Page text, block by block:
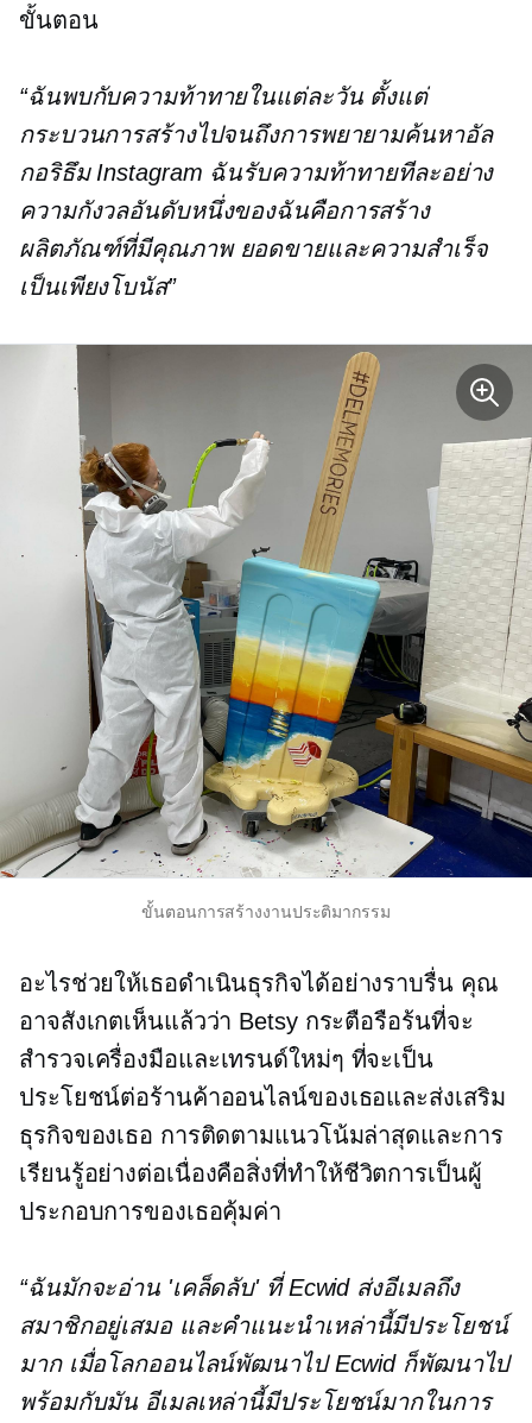
ขั้นตอน
“ฉันพบกับความท้าทายในแต่ละวัน ตั้งแต่
กระบวนการสร้างไปจนถึงการพยายามค้นหาอัล
กอริธึม Instagram ฉันรับความท้าทายทีละอย่าง
ความกังวลอันดับหนึ่งของฉันคือการสร้าง
ผลิตภัณฑ์ที่มีคุณภาพ ยอดขายและความสำเร็จ
เป็นเพียงโบนัส”
ขั้นตอนการสร้างงานประติมากรรม
อะไรช่วยให้เธอดำเนินธุรกิจได้อย่างราบรื่น คุณ
อาจสังเกตเห็นแล้วว่า Betsy กระตือรือร้นที่จะ
สำรวจเครื่องมือและเทรนด์ใหม่ๆ ที่จะเป็น
ประโยชน์ต่อร้านค้าออนไลน์ของเธอและส่งเสริม
ธุรกิจของเธอ การติดตามแนวโน้มล่าสุดและการ
เรียนรู้อย่างต่อเนื่องคือสิ่งที่ทำให้ชีวิตการเป็นผู้
ประกอบการของเธอคุ้มค่า
“ฉันมักจะอ่าน 'เคล็ดลับ' ที่ Ecwid ส่งอีเมลถึง
สมาชิกอยู่เสมอ และคำแนะนำเหล่านี้มีประโยชน์
มาก เมื่อโลกออนไลน์พัฒนาไป Ecwid ก็พัฒนาไป
พร้อมกับมัน อีเมลเหล่านี้มีประโยชน์มากในการ